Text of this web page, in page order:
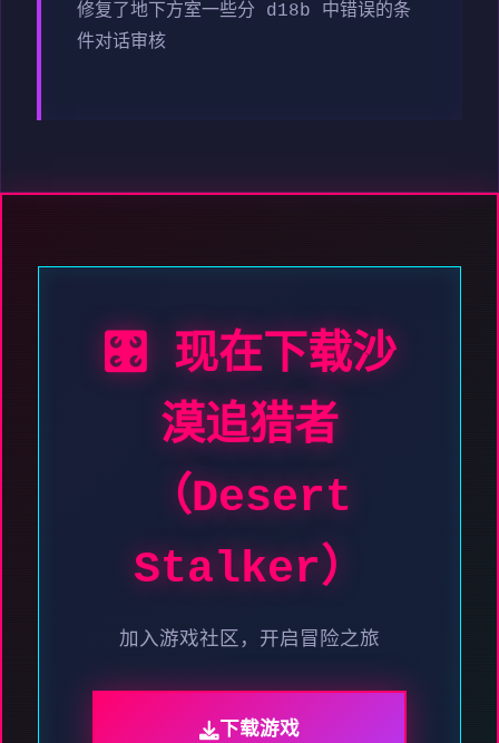
修复了地下方室一些分 d18b 中错误的条
件对话审核
🎛️ 现在下载沙
漠追猎者
（Desert
Stalker）
加入游戏社区，开启冒险之旅
下载游戏